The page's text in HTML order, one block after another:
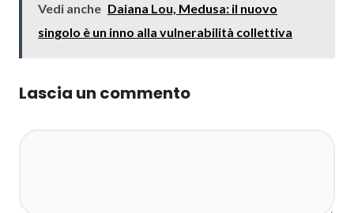
Vedi anche Daiana Lou, Medusa: il nuovo
singolo è un inno alla vulnerabilità collettiva
Lascia un commento